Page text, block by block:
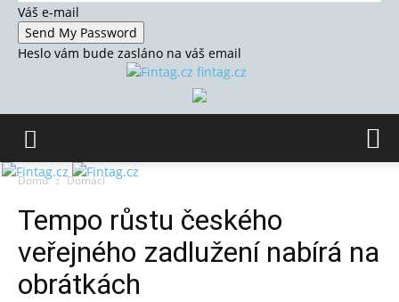
Váš e-mail
Heslo vám bude zasláno na váš email
fintag.cz
Domů Domácí
Tempo růstu českého
veřejného zadlužení nabírá na
obrátkách